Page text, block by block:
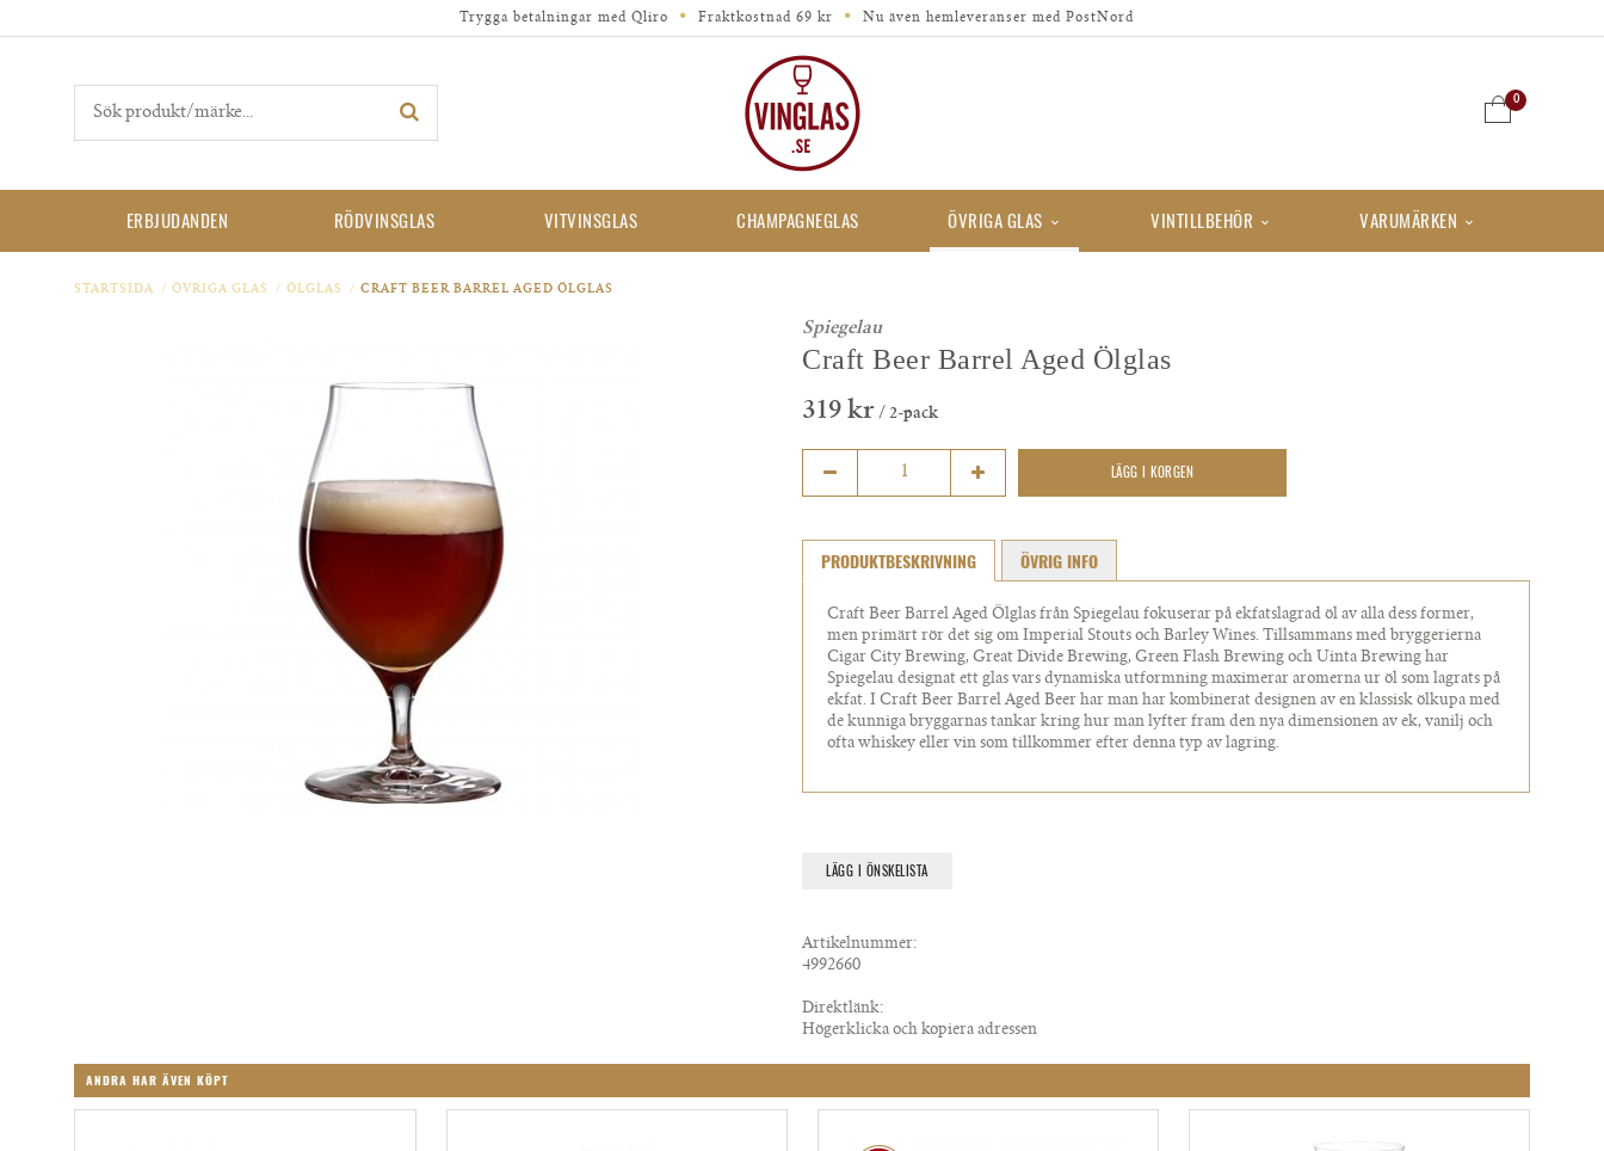
Trygga betalningar med Qliro Fraktkostnad 69 kr Nu även hemleveranser med PostNord
0
ERBJUDANDEN RÖDVINSGLAS VITVINSGLAS CHAMPAGNEGLAS ÖVRIGA GLAS VINTILLBEHÖR VARUMÄRKEN
STARTSIDA / ÖVRIGA GLAS / ÖLGLAS / CRAFT BEER BARREL AGED ÖLGLAS
Spiegelau
Craft Beer Barrel Aged Ölglas
319 kr / 2-pack
LÄGG I KORGEN
PRODUKTBESKRIVNING ÖVRIG INFO
Craft Beer Barrel Aged Ölglas från Spiegelau fokuserar på ekfatslagrad öl av alla dess former,
men primärt rör det sig om Imperial Stouts och Barley Wines. Tillsammans med bryggerierna
Cigar City Brewing, Great Divide Brewing, Green Flash Brewing och Uinta Brewing har
Spiegelau designat ett glas vars dynamiska utformning maximerar aromerna ur öl som lagrats på
ekfat. I Craft Beer Barrel Aged Beer har man har kombinerat designen av en klassisk ölkupa med
de kunniga bryggarnas tankar kring hur man lyfter fram den nya dimensionen av ek, vanilj och
ofta whiskey eller vin som tillkommer efter denna typ av lagring.
LÄGG I ÖNSKELISTA
Artikelnummer:
4992660
Direktlänk:
Högerklicka och kopiera adressen
ANDRA HAR ÄVEN KÖPT